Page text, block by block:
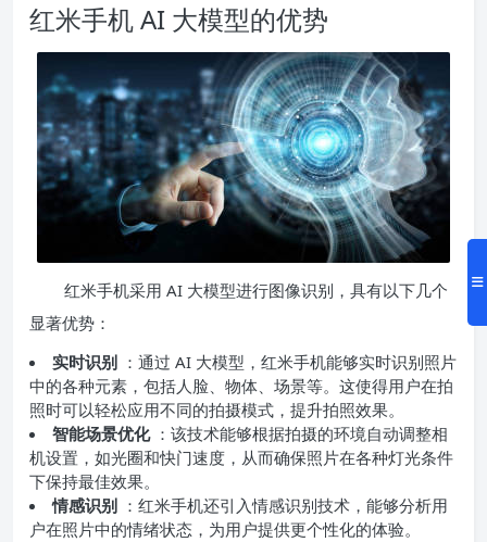
红米手机 AI 大模型的优势
红米手机采用 AI 大模型进行图像识别，具有以下几个
显著优势：
实时识别 ：通过 AI 大模型，红米手机能够实时识别照片
中的各种元素，包括人脸、物体、场景等。这使得用户在拍
照时可以轻松应用不同的拍摄模式，提升拍照效果。
智能场景优化 ：该技术能够根据拍摄的环境自动调整相
机设置，如光圈和快门速度，从而确保照片在各种灯光条件
下保持最佳效果。
情感识别 ：红米手机还引入情感识别技术，能够分析用
户在照片中的情绪状态，为用户提供更个性化的体验。